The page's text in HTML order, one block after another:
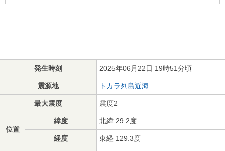
発生時刻 2025年06月22日 19時51分頃
震源地 トカラ列島近海
最大震度 震度2
位置
緯度 北緯 29.2度
経度 東経 129.3度